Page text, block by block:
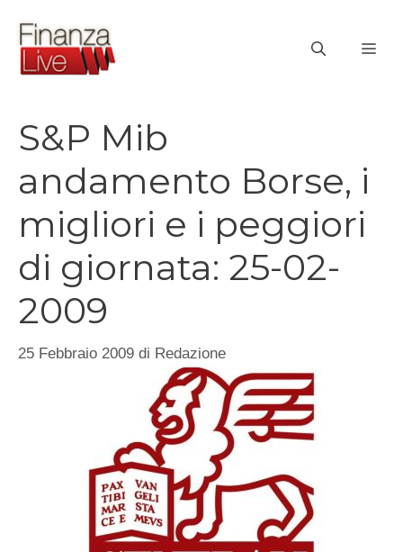
contenuto
S&P Mib
andamento Borse, i
migliori e i peggiori
di giornata: 25-02-
2009
25 Febbraio 2009 di Redazione